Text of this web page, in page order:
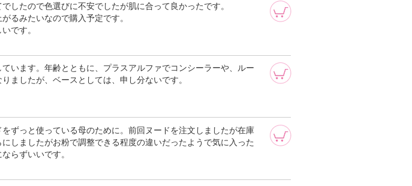
したので色選びに不安でしたが肌に合って良かったです。
るみたいなので購入予定です。
です。
います。年齢とともに、プラスアルファでコンシーラーや、ルー
ましたが、ベースとしては、申し分ないです。
ずっと使っている母のために。前回ヌードを注文しましたが在庫
しましたがお粉で調整できる程度の違いだったようで気に入った
らずいいです。